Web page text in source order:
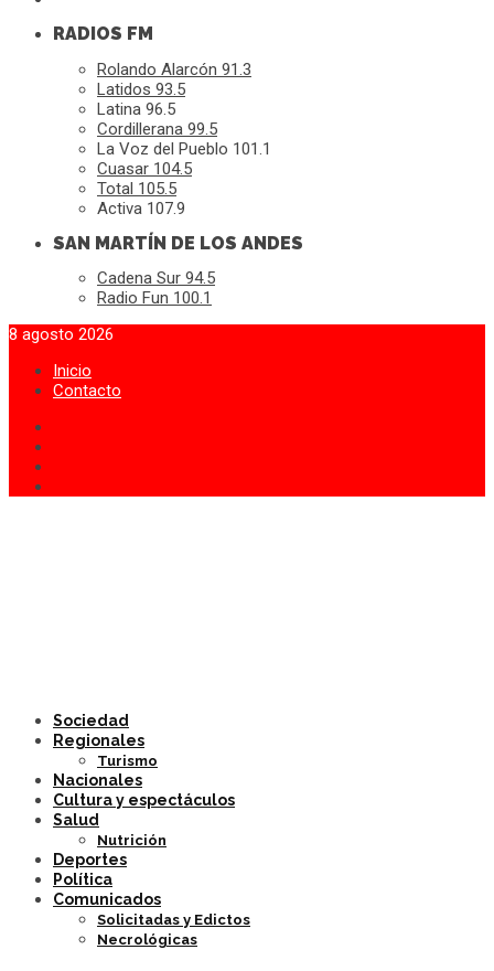
RADIOS FM
Rolando Alarcón 91.3
Latidos 93.5
Latina 96.5
Cordillerana 99.5
La Voz del Pueblo 101.1
Cuasar 104.5
Total 105.5
Activa 107.9
SAN MARTÍN DE LOS ANDES
Cadena Sur 94.5
Radio Fun 100.1
8 agosto 2026
Inicio
Contacto
Sociedad
Regionales
Turismo
Nacionales
Cultura y espectáculos
Salud
Nutrición
Deportes
Política
Comunicados
Solicitadas y Edictos
Necrológicas